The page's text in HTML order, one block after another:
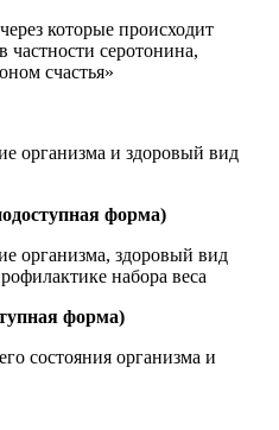
которые происходит
частности серотонина,
счастья»
организма и здоровый вид
форма)
организма, здоровый вид
набора веса
форма)
состояния организма и